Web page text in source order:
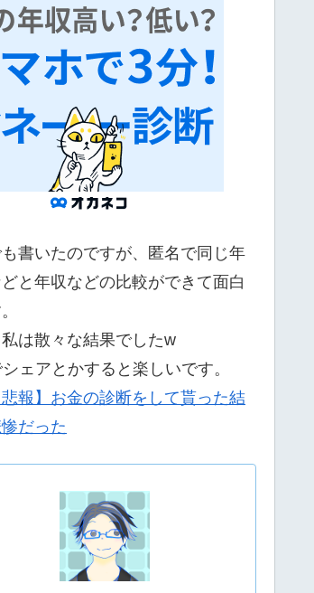
書いたのですが、匿名で同じ年
と年収などの比較ができて面白
は散々な結果でしたw
ェアとかすると楽しいです。
悲報】お金の診断をして貰った結
だった